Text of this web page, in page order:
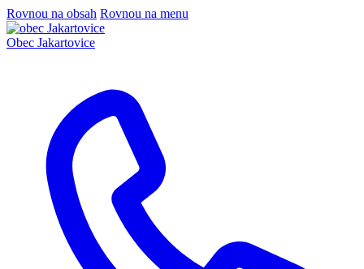
Rovnou na obsah Rovnou na menu
Obec Jakartovice